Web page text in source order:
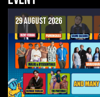
29 August 2026